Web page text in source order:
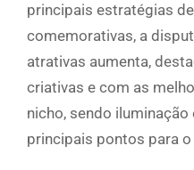
principais estratégias
comemorativas, a
atrativas aumenta,
criativas e com as
nicho, sendo
principais pontos para